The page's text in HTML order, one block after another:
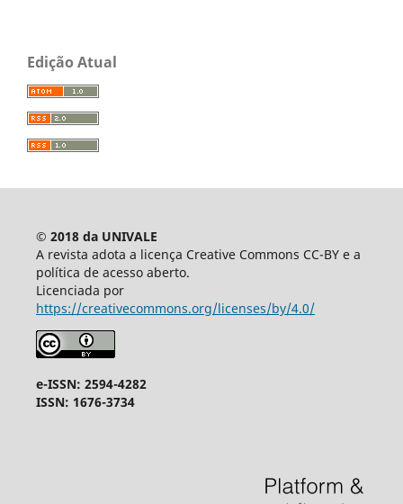
Edição Atual
© 2018 da UNIVALE
A revista adota a licença Creative Commons CC-BY e a
política de acesso aberto.
Licenciada por
https://creativecommons.org/licenses/by/4.0/
e-ISSN: 2594-4282
ISSN: 1676-3734